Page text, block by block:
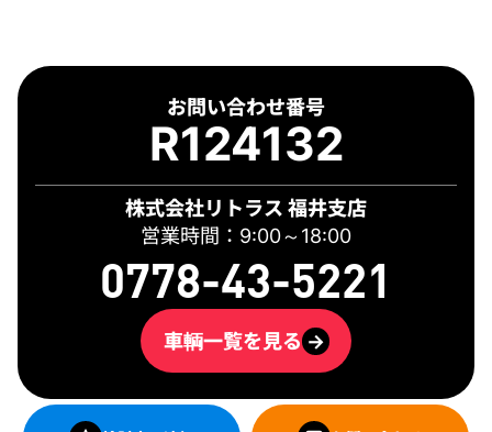
お問い合わせ番号
R124132
株式会社リトラス 福井支店
営業時間：9:00～18:00
0778-43-5221
車輌一覧を見る →